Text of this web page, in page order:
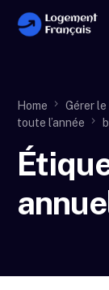
Home
Gérer
toute l’année